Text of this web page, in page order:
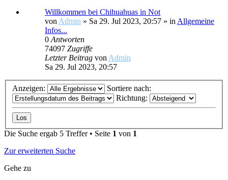
Willkommen bei Chihuahuas in Not
von Admin » Sa 29. Jul 2023, 20:57 » in Allgemeine
Infos...
0 Antworten
74097 Zugriffe
Letzter Beitrag von Admin
Sa 29. Jul 2023, 20:57
Anzeigen:
Sortiere nach:
Richtung:
Die Suche ergab 5 Treffer • Seite 1 von 1
Zur erweiterten Suche
Gehe zu